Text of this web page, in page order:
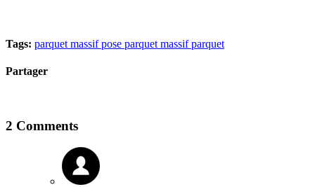
Tags: parquet massif pose parquet massif parquet
Partager
2 Comments